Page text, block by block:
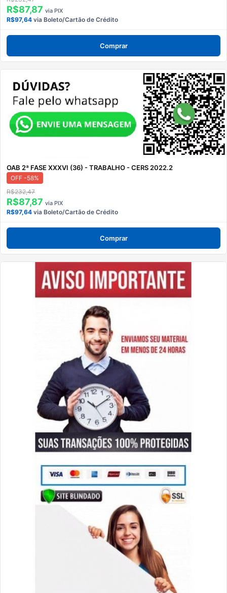
R$87,87 via PIX
R$97,64 via Boleto/Cartão de Crédito
Comprar
OAB 2ª FASE XXXVI (36) - TRABALHO - CERS 2022.2
OFF -58%
R$232,47
R$87,87 via PIX
R$97,64 via Boleto/Cartão de Crédito
Comprar